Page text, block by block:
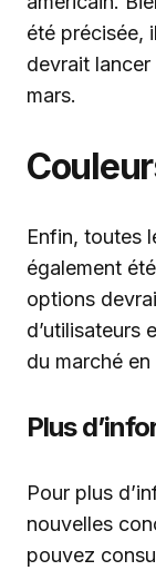
été précisée,
devrait
mars.
Enfin, toutes
également
options
d’utilisateurs
du marché
Plus
Pour plus
nouvelles
pouvez